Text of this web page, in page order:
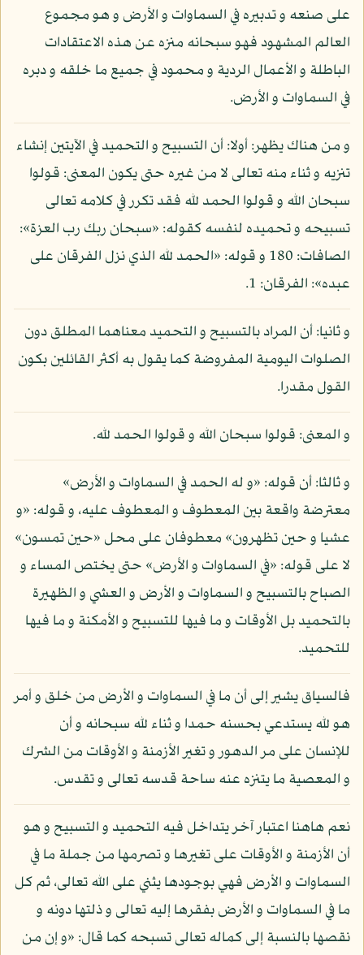
على صنعه و تدبيره في السماوات و الأرض و هو مجموع
العالم المشهود فهو سبحانه منزه عن هذه الاعتقادات
الباطلة و الأعمال الردية و محمود في جميع ما خلقه و دبره
في السماوات و الأرض.
و من هناك يظهر: أولا: أن التسبيح و التحميد في الآيتين إنشاء
تنزيه و ثناء منه تعالى لا من غيره حتى يكون المعنى: قولوا
سبحان الله و قولوا الحمد لله فقد تكرر في كلامه تعالى
تسبيحه و تحميده لنفسه كقوله: «سبحان ربك رب العزة»:
الصافات: 180 و قوله: «الحمد لله الذي نزل الفرقان على
عبده»: الفرقان: 1.
و ثانيا: أن المراد بالتسبيح و التحميد معناهما المطلق دون
الصلوات اليومية المفروضة كما يقول به أكثر القائلين بكون
القول مقدرا.
و المعنى: قولوا سبحان الله و قولوا الحمد لله.
و ثالثا: أن قوله: «و له الحمد في السماوات و الأرض»
معترضة واقعة بين المعطوف و المعطوف عليه، و قوله: «و
عشيا و حين تظهرون» معطوفان على محل «حين تمسون»
لا على قوله: «في السماوات و الأرض» حتى يختص المساء و
الصباح بالتسبيح و السماوات و الأرض و العشي و الظهيرة
بالتحميد بل الأوقات و ما فيها للتسبيح و الأمكنة و ما فيها
للتحميد.
فالسياق يشير إلى أن ما في السماوات و الأرض من خلق و أمر
هو لله يستدعي بحسنه حمدا و ثناء لله سبحانه و أن
للإنسان على مر الدهور و تغير الأزمنة و الأوقات من الشرك
و المعصية ما يتنزه عنه ساحة قدسه تعالى و تقدس.
نعم هاهنا اعتبار آخر يتداخل فيه التحميد و التسبيح و هو
أن الأزمنة و الأوقات على تغيرها و تصرمها من جملة ما في
السماوات و الأرض فهي بوجودها يثني على الله تعالى، ثم كل
ما في السماوات و الأرض بفقرها إليه تعالى و ذلتها دونه و
نقصها بالنسبة إلى كماله تعالى تسبحه كما قال: «و إن من